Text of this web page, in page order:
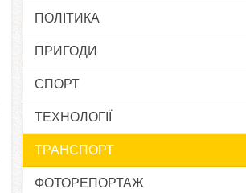
ПОЛІТИКА
ПРИГОДИ
СПОРТ
ТЕХНОЛОГІЇ
ТРАНСПОРТ
ФОТОРЕПОРТАЖ